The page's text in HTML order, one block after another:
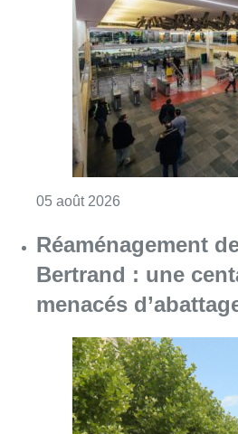
05 août 2026
Réaménagement
Bertrand : une
menacés